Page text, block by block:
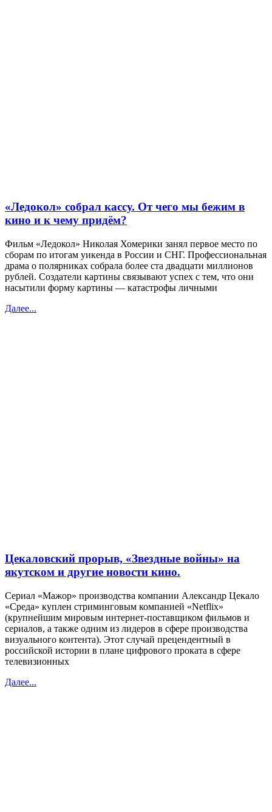
«Ледокол» собрал кассу. От чего мы бежим в
кино и к чему придём?
Фильм «Ледокол» Николая Хомерики занял первое место по
сборам по итогам уикенда в России и СНГ. Профессиональная
драма о полярниках собрала более ста двадцати миллионов
рублей. Создатели картины связывают успех с тем, что они
насытили форму картины — катастрофы личными
Далее...
Цекаловский прорыв, «Звездные войны» на
якутском и другие новости кино.
Сериал «Мажор» производства компании Александр Цекало
«Среда» куплен стриминговым компанией «Netflix»
(крупнейшим мировым интернет-поставщиком фильмов и
сериалов, а также одним из лидеров в сфере производства
визуального контента). Этот случай прецендентный в
российской истории в плане цифрового проката в сфере
телевизионных
Далее...